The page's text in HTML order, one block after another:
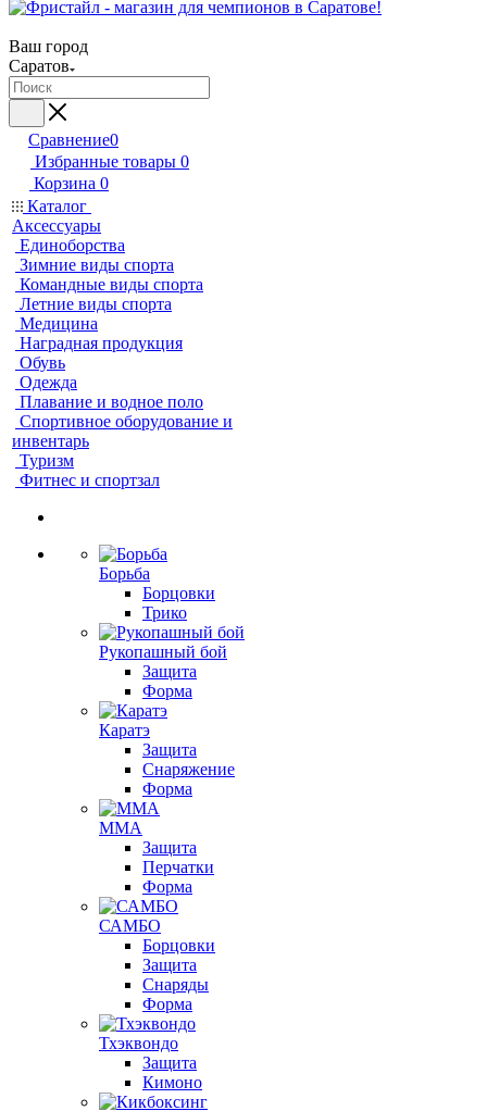
Ваш город
Саратов
Сравнение0
Избранные товары 0
Корзина 0
Каталог
Аксессуары
Единоборства
Зимние виды спорта
Командные виды спорта
Летние виды спорта
Медицина
Наградная продукция
Обувь
Одежда
Плавание и водное поло
Спортивное оборудование и
инвентарь
Туризм
Фитнес и спортзал
Борьба
Борцовки
Трико
Рукопашный бой
Защита
Форма
Каратэ
Защита
Снаряжение
Форма
ММА
Защита
Перчатки
Форма
САМБО
Борцовки
Защита
Снаряды
Форма
Тхэквондо
Защита
Кимоно